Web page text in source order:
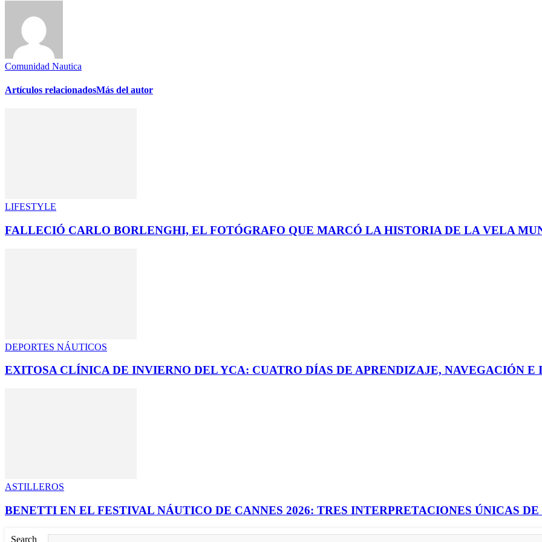
Comunidad Nautica
Artículos relacionadosMás del autor
LIFESTYLE
FALLECIÓ CARLO BORLENGHI, EL FOTÓGRAFO QUE MARCÓ LA HISTORIA DE LA VELA
DEPORTES NÁUTICOS
EXITOSA CLÍNICA DE INVIERNO DEL YCA: CUATRO DÍAS DE APRENDIZAJE, NAVEGACIÓN E
ASTILLEROS
BENETTI EN EL FESTIVAL NÁUTICO DE CANNES 2026: TRES INTERPRETACIONES ÚNICAS
Search